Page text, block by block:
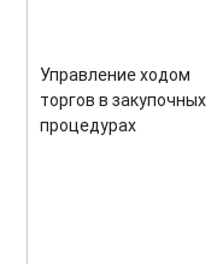
Управление ходом
торгов в закупочных
процедурах